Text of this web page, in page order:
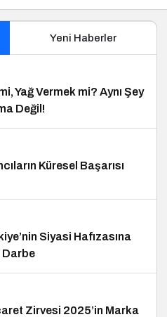
Yeni Haberler
Yağ Vermek mi? Aynı Şey
Değil!
Küresel Başarısı
Siyasi Hafızasına
Darbe
Zirvesi 2025’in Marka